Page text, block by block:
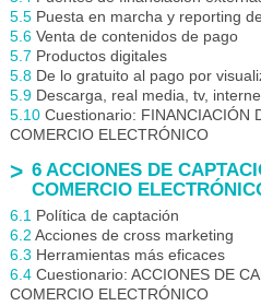
5.5Puesta en marcha y reporting
5.6Venta de contenidos de pago
5.7 Productos digitales
5.8De lo gratuito al pago por
5.9Descarga, real media, tv,
5.10Cuestionario: FINANCIACIÓN
COMERCIO ELECTRÓNICO
6 ACCIONES DE
COMERCIO
6.1 Política de captación
6.2 Acciones de cross marketing
6.3 Herramientas más eficaces
6.4Cuestionario: ACCIONES DE
COMERCIO ELECTRÓNICO